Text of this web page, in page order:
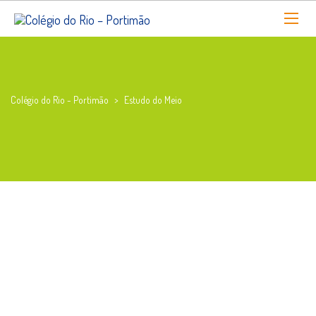
Colégio do Rio - Portimão > Estudo do Meio